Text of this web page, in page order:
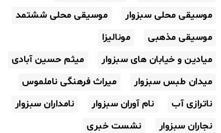
موسیقی محلی سبزوار
موسیقی محلی ششتمد
موسیقی مذهبی
مونالیزا
میادین و خیابان های سبزوار
میثم حسین آبادی
میدان طبس سبزوار
میراث فرهنگی ناملموس
ناترازی آب
نام آوران سبزوار
نامداران سبزوار
نجاران سبزوار
نشست خبری